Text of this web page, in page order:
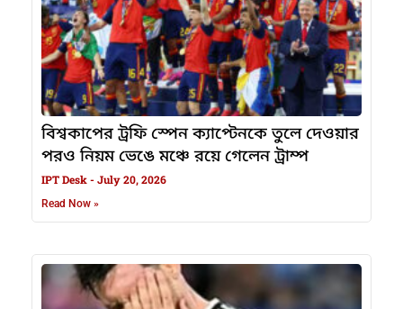
বিশ্বকাপের ট্রফি স্পেন ক্যাপ্টেনকে তুলে দেওয়ার
পরও নিয়ম ভেঙে মঞ্চে রয়ে গেলেন ট্রাম্প
IPT Desk July 20, 2026
Read Now »